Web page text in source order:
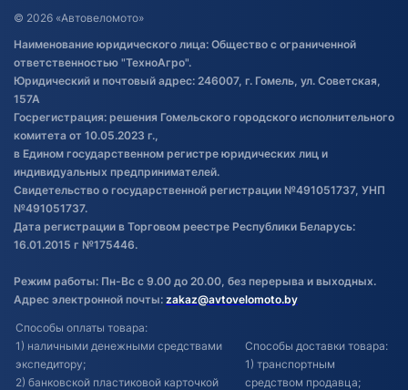
Договор публичной оферты
Обработка файлов cookie
Постановка транспорта на учет
Обновления в ЭПТС 2024
© 2026 «Автовеломото»
Наименование юридического лица: Общество с ограниченной
ответственностью "ТехноАгро".
Юридический и почтовый адрес: 246007, г. Гомель, ул. Советская,
157А
Госрегистрация: решения Гомельского городского исполнительного
комитета от 10.05.2023 г.,
в Едином государственном регистре юридических лиц и
индивидуальных предпринимателей.
Свидетельство о государственной регистрации №491051737, УНП
№491051737.
Дата регистрации в Торговом реестре Республики Беларусь:
16.01.2015 г №175446.
Режим работы: Пн-Вс с 9.00 до 20.00, без перерыва и выходных.
Адрес электронной почты: zakaz@avtovelomoto.by
Способы оплаты товара:
1) наличными денежными средствами
экспедитору;
2) банковской пластиковой карточкой
Способы доставки товара:
1) транспортным
средством продавца;